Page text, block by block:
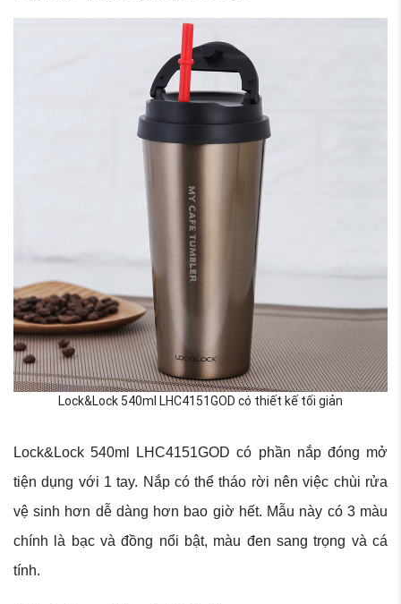
Lock&Lock 540ml LHC4151GOD có thiết kế tối giản
Lock&Lock 540ml LHC4151GOD có phần nắp đóng mở
tiện dụng với 1 tay. Nắp có thể tháo rời nên việc chùi rửa
vệ sinh hơn dễ dàng hơn bao giờ hết. Mẫu này có 3 màu
chính là bạc và đồng nổi bật, màu đen sang trọng và cá
tính.